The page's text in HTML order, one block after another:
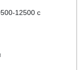
12500 с